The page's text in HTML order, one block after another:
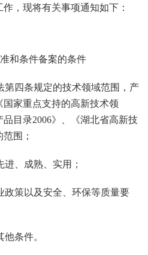
，现将有关事项通知如下：
和条件备案的条件
第四条规定的技术领域范围，产
家重点支持的高新技术领
品目录2006》、《湖北省高新技
围；
进、成熟、实用；
政策以及安全、环保等质量要
他条件。